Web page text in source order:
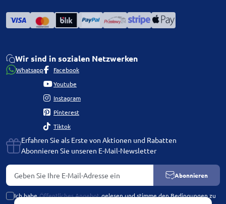
Wir sind in sozialen Netzwerken
Whatsapp Facebook
Youtube
Instagram
Pinterest
Tiktok
Erfahren Sie als Erste von Aktionen und Rabatten
Abonnieren Sie unseren E-Mail-Newsletter
Abonnieren
Ich habe Öffentliches Angebot gelesen und stimme den Bedingungen zu